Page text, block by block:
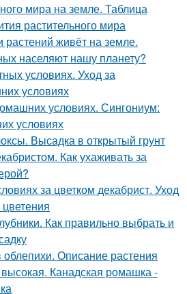
мира на земле. Таблица
растительного мира
живёт на земле.
населяют нашу планету?
условиях. Уход за
условиях
условиях. Сингониум:
условиях
Высадка в открытый грунт
Как ухаживать за
за цветком декабрист. Уход
Как правильно выбрать и
облепихи. Описание растения
Канадская ромашка -